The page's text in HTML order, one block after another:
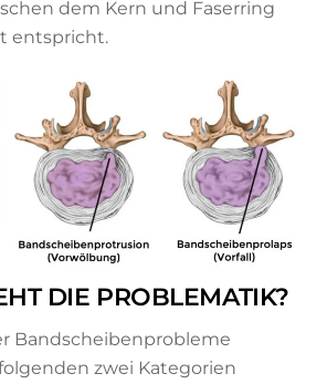
dem Kern und Faserring
entspricht.
DIE PROBLEMATIK?
Bandscheibenprobleme
zwei Kategorien